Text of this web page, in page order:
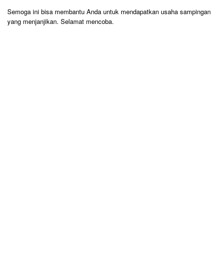
Semoga ini bisa membantu Anda untuk mendapatkan usaha sampingan
yang menjanjikan. Selamat mencoba.